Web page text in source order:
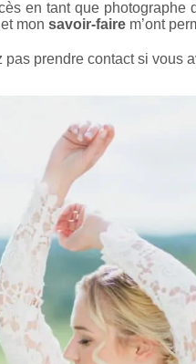
en tant que photographe
et monsavoir-faire m’ont
pas prendre contact si vous